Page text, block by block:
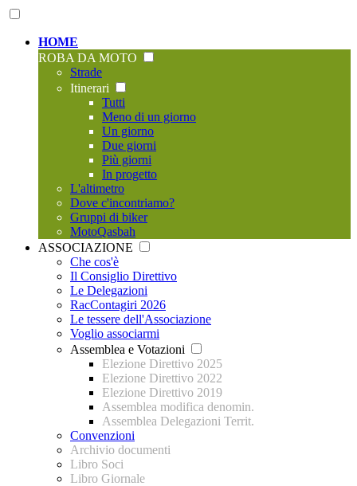
HOME
ROBA DA MOTO
Strade
Itinerari
Tutti
Meno di un giorno
Un giorno
Due giorni
Più giorni
In progetto
L'altimetro
Dove c'incontriamo?
Gruppi di biker
MotoQasbah
ASSOCIAZIONE
Che cos'è
Il Consiglio Direttivo
Le Delegazioni
RacContagiri 2026
Le tessere dell'Associazione
Voglio associarmi
Assemblea e Votazioni
Elezione Direttivo 2025
Elezione Direttivo 2022
Elezione Direttivo 2019
Assemblea modifica denomin.
Assemblea Delegazioni Territ.
Convenzioni
Archivio documenti
Libro Soci
Libro Giornale